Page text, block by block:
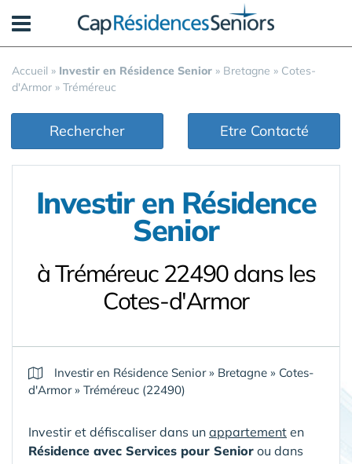
Accueil » Investir en Résidence Senior » Bretagne » Cotes-
d'Armor » Tréméreuc
Rechercher Etre Contacté
Investir en Résidence
Senior
à Tréméreuc 22490 dans les
Cotes-d'Armor
Investir en Résidence Senior» Bretagne » Cotes-
d'Armor» Tréméreuc (22490)
Investir et défiscaliser dans un appartement en
Résidence avec Services pour Senior ou dans